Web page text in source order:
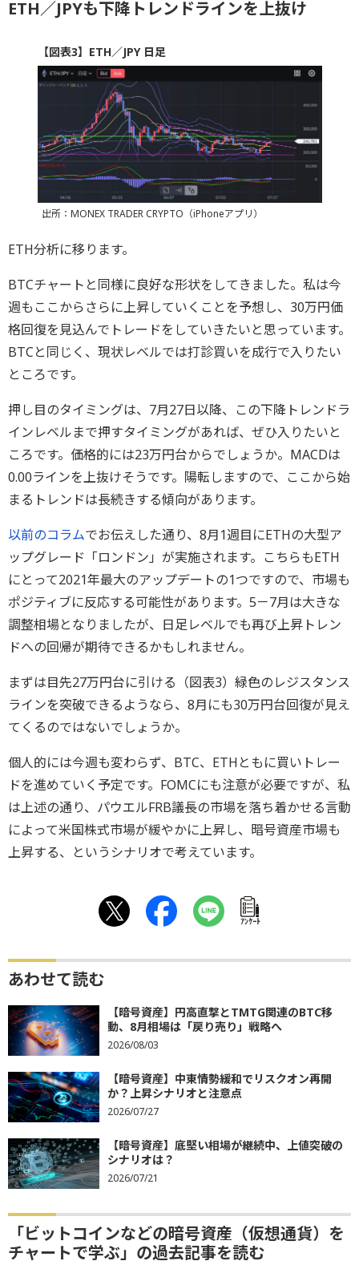
ETH／JPYも下降トレンドラインを上抜け
【図表3】ETH／JPY 日足
出所：MONEX TRADER CRYPTO（iPhoneアプリ）
ETH分析に移ります。
BTCチャートと同様に良好な形状をしてきました。私は今
週もここからさらに上昇していくことを予想し、30万円価
格回復を見込んでトレードをしていきたいと思っています。
BTCと同じく、現状レベルでは打診買いを成行で入りたい
ところです。
押し目のタイミングは、7月27日以降、この下降トレンドラ
インレベルまで押すタイミングがあれば、ぜひ入りたいと
ころです。価格的には23万円台からでしょうか。MACDは
0.00ラインを上抜けそうです。陽転しますので、ここから始
まるトレンドは長続きする傾向があります。
以前のコラムでお伝えした通り、8月1週目にETHの大型ア
ップグレード「ロンドン」が実施されます。こちらもETH
にとって2021年最大のアップデートの1つですので、市場も
ポジティブに反応する可能性があります。5－7月は大きな
調整相場となりましたが、日足レベルでも再び上昇トレン
ドへの回帰が期待できるかもしれません。
まずは目先27万円台に引ける（図表3）緑色のレジスタンス
ラインを突破できるようなら、8月にも30万円台回復が見え
てくるのではないでしょうか。
個人的には今週も変わらず、BTC、ETHともに買いトレー
ドを進めていく予定です。FOMCにも注意が必要ですが、私
は上述の通り、パウエルFRB議長の市場を落ち着かせる言動
によって米国株式市場が緩やかに上昇し、暗号資産市場も
上昇する、というシナリオで考えています。
ｱﾝｹｰﾄ
あわせて読む
【暗号資産】円高直撃とTMTG関連のBTC移
動、8月相場は「戻り売り」戦略へ
2026/08/03
【暗号資産】中東情勢緩和でリスクオン再開
か？上昇シナリオと注意点
2026/07/27
【暗号資産】底堅い相場が継続中、上値突破の
シナリオは？
2026/07/21
「ビットコインなどの暗号資産（仮想通貨）を
チャートで学ぶ」の過去記事を読む